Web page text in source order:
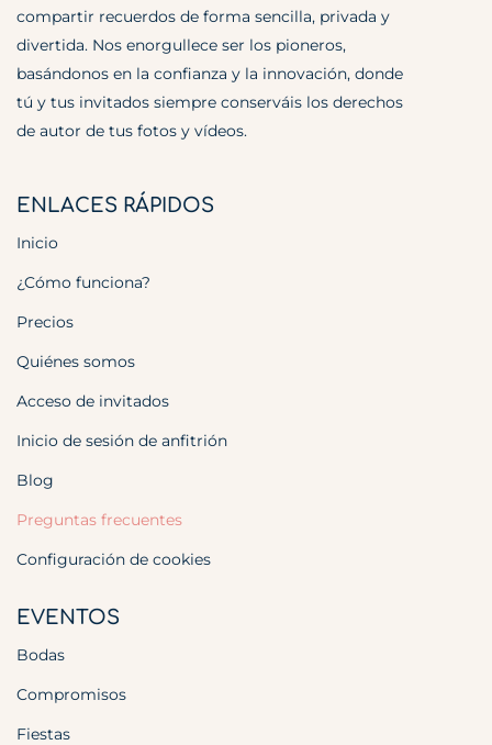
compartir recuerdos de forma sencilla, privada y
divertida. Nos enorgullece ser los pioneros,
basándonos en la confianza y la innovación, donde
tú y tus invitados siempre conserváis los derechos
de autor de tus fotos y vídeos.
ENLACES RÁPIDOS
Inicio
¿Cómo funciona?
Precios
Quiénes somos
Acceso de invitados
Inicio de sesión de anfitrión
Blog
Preguntas frecuentes
Configuración de cookies
EVENTOS
Bodas
Compromisos
Fiestas